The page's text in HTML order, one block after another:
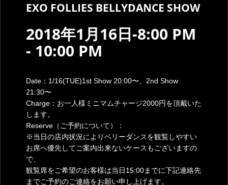
ENGLISH
EXO FOLLIES BELLYDANCE SHOW
2018年1月16日-8:00 PM
- 10:00 PM
Date：1/16(TUE)1st Show 20:00〜、2nd Show
21:30〜
Charge：お一人様ミニマムチャージ2000円を頂戴いた
します。
Reserve（ご予約について）：
※当日の店内状況によりベリーダンスを観覧しやすい
お席へ優先してご案内出来ないケースもございますの
で、
観覧席をご希望のお客様は当日15:00までに下記連絡先
までご予約のご連絡をお願い申し上げます。